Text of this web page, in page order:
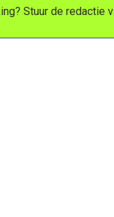
Stuur de redactie